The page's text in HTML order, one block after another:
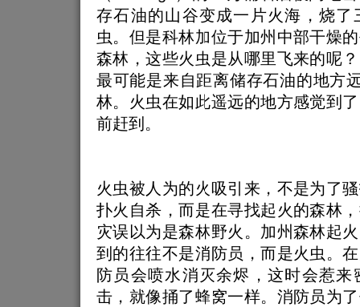
存石油的山谷变成一片火海，烧了
虫。但是科林加位于加州中部干燥
森林，这些火虫是从哪里飞来的呢
最可能是来自距离储存石油的地方
林。火虫在如此遥远的地方感觉到
前赶到。
火虫被人为的火吸引来，不是为了
扑火自杀，而是在寻找起火的森林
灾误以为是森林野火。加州森林起
到的往往不是消防员，而是火虫。
防员会喷水消灭余烬，这时会惹来
击，就像捅了蜂窝一样。消防员为